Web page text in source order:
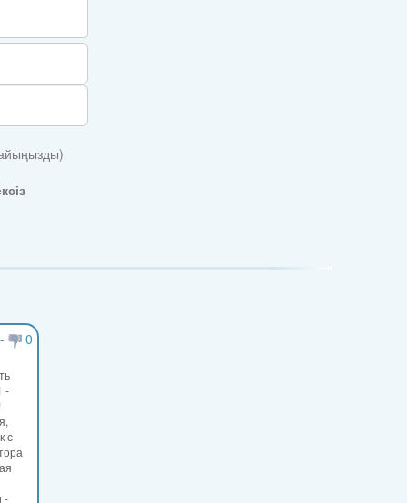
- 0
-
с
-